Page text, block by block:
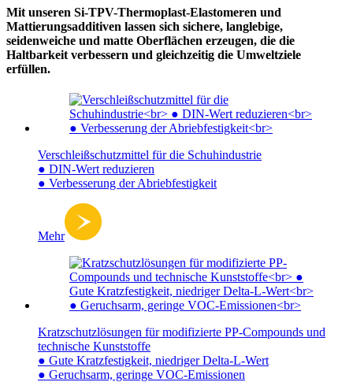
Mit unseren Si-TPV-Thermoplast-Elastomeren und
Mattierungsadditiven lassen sich sichere, langlebige,
seidenweiche und matte Oberflächen erzeugen, die die
Haltbarkeit verbessern und gleichzeitig die Umweltziele
erfüllen.
Verschleißschutzmittel für die Schuhindustrie
● DIN-Wert reduzieren
● Verbesserung der Abriebfestigkeit
Mehr
Kratzschutzlösungen für modifizierte PP-Compounds und
technische Kunststoffe
● Gute Kratzfestigkeit, niedriger Delta-L-Wert
● Geruchsarm, geringe VOC-Emissionen